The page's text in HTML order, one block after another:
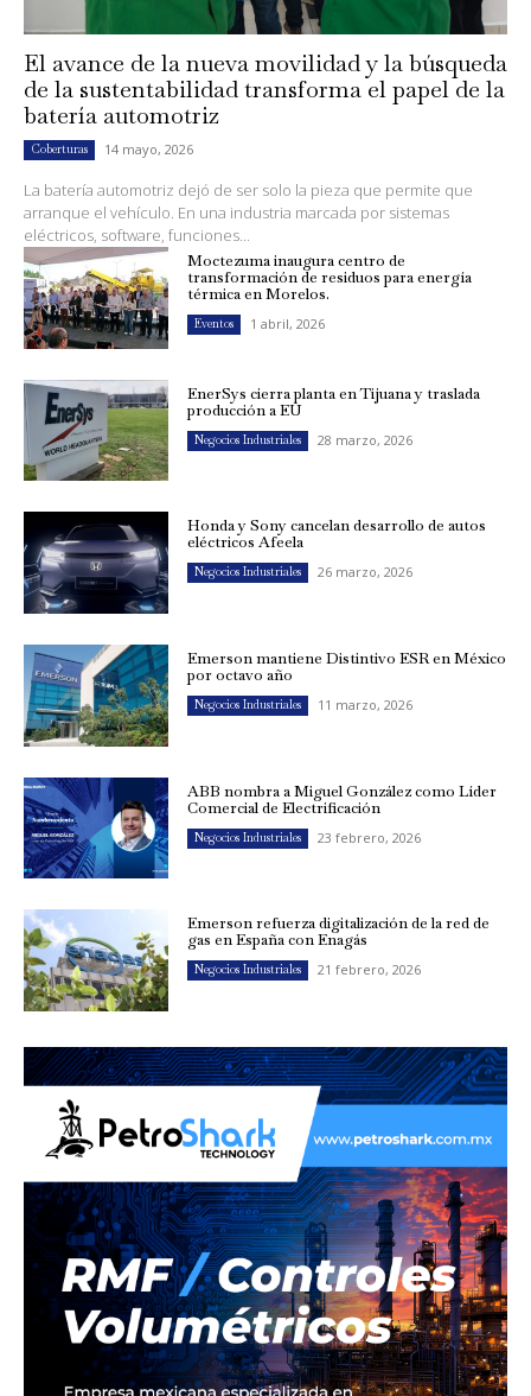
El avance de la nueva movilidad y la búsqueda
de la sustentabilidad transforma el papel de la
batería automotriz
Coberturas 14 mayo, 2026
La batería automotriz dejó de ser solo la pieza que permite que
arranque el vehículo. En una industria marcada por sistemas
eléctricos, software, funciones...
Moctezuma inaugura centro de
transformación de residuos para energía
térmica en Morelos.
Eventos 1 abril, 2026
EnerSys cierra planta en Tijuana y traslada
producción a EU
Negocios Industriales 28 marzo, 2026
Honda y Sony cancelan desarrollo de autos
eléctricos Afeela
Negocios Industriales 26 marzo, 2026
Emerson mantiene Distintivo ESR en México
por octavo año
Negocios Industriales 11 marzo, 2026
ABB nombra a Miguel González como Líder
Comercial de Electrificación
Negocios Industriales 23 febrero, 2026
Emerson refuerza digitalización de la red de
gas en España con Enagás
Negocios Industriales 21 febrero, 2026